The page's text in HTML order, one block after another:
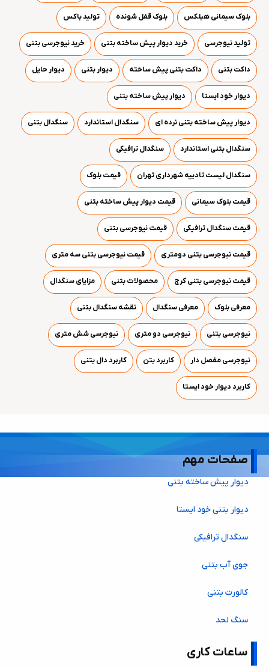
بلوک سیمانی هبلکس بلوک قفل شونده تولید باکس
تولید نیوجرسی خرید دیوار پیش ساخته بتنی خرید نیوجرسی بتنی
داکت بتنی داکت بتنی پیش ساخته دیوار بتنی دیوار حایل
دیوار خود ایستا دیوار پیش ساخته بتنی
دیوار پیش ساخته بتنی نرده ای سنگدال استاندارد سنگدال بتنی
سنگدال بتنی استاندارد سنگدال ترافیکی
سنگدال لیست تادییه شهرداری تهران قیمت بلوک
قیمت بلوک سیمانی قیمت دیوار پیش ساخته بتنی
قیمت سنگدال ترافیکی قیمت نیوجرسی بتنی
قیمت نیوجرسی بتنی دومتری قیمت نیوجرسی بتنی سه متری
قیمت نیوجرسی بتنی کرج محصولات بتنی مزایای سنگدال
معرفی بلوک معرفی سنگدال نقشه سنگدال بتنی
نیوجرسی بتنی نیوجرسی دو متری نیوجرسی شش متری
نیوجرسی مفصل دار کاربرد بتن کاربرد دال بتنی
کاربرد دیوار خود ایستا
صفحات مهم
دیوار پیش ساخته بتنی
دیوار بتنی خود ایستا
سنگدال ترافیکی
جوی آب بتنی
کالورت بتنی
سنگ لحد
ساعات کاری